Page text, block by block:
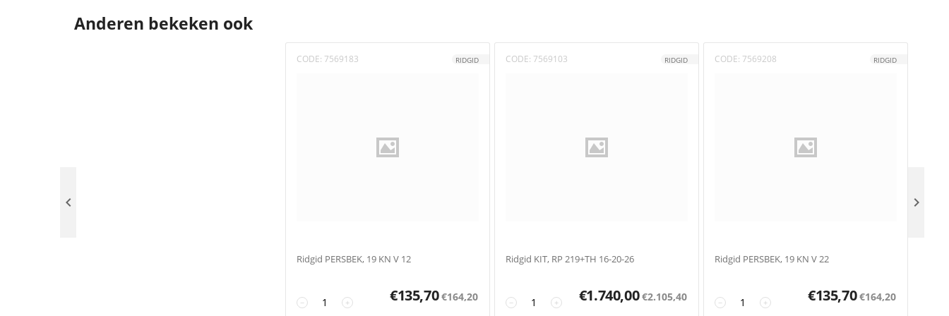
Anderen bekeken ook
CODE: 7569183 RIDGID
Ridgid PERSBEK, 19 KN V 12
+
− €135,70 €164,20
CODE: 7569103 RIDGID
Ridgid KIT, RP 219+TH 16-20-26
+
− €1.740,00 €2.105,40
CODE: 7569208 RIDGID
Ridgid PERSBEK, 19 KN V 22
+
− €135,70 €164,20
 